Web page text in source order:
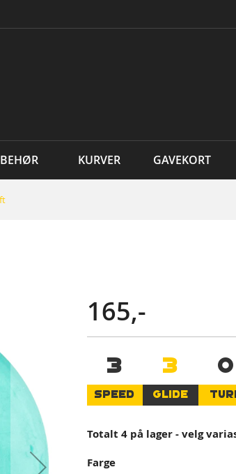
KURVER GAVEKORT
165,-
3
SPEED
3
GLIDE
0
Totalt 4 på lager - velg
Farge